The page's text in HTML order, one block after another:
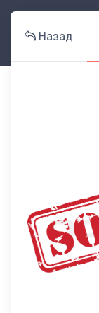
Назад